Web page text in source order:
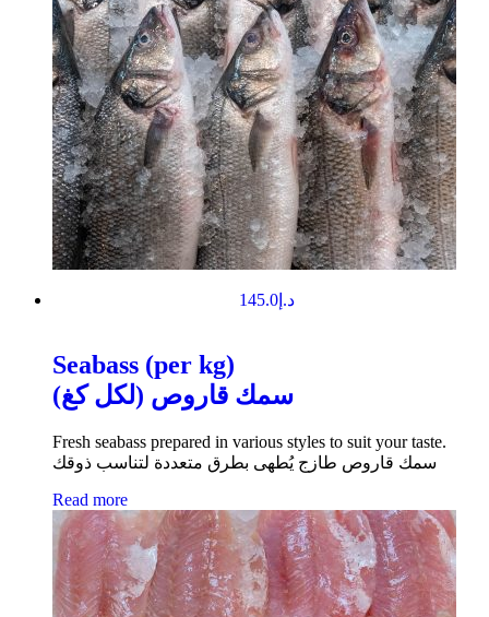
د.إ145.0
Seabass (per kg)
سمك قاروص (لكل كغ)
Fresh seabass prepared in various styles to suit your taste.
سمك قاروص طازج يُطهى بطرق متعددة لتناسب ذوقك
Read more